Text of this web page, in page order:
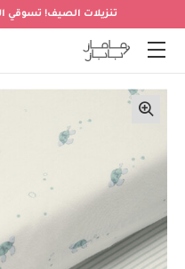
تنزيلات الصيف! تسوقي